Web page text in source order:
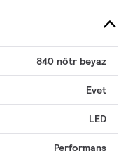
840 nötr beyaz
Evet
LED
Performans